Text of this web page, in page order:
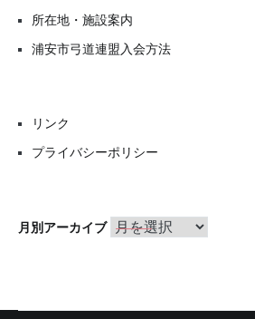
所在地・施設案内
浦安市弓道連盟入会方法
リンク
プライバシーポリシー
月別アーカイブ 月